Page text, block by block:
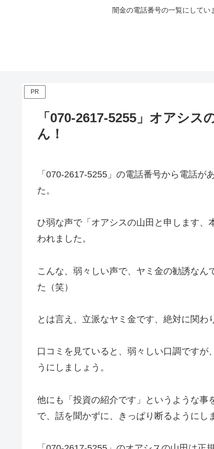
闇金の電話番号の一覧にしてい
PR
「070-2617-5255」オアシ
ん！
「070-2617-5255」の電話番号から電話
た。
ひ弱な声で「オアシスの山田と申します
われました。
こんな、弱々しい声で、ヤミ金の勧誘な
た（笑）
とは言え、立派なヤミ金です、絶対に関わ
口コミを見ていると、弱々しい口調ですが
うにしましょう。
他にも「投資の紹介です」というような
で、話を聞かずに、きっぱり断るようにし